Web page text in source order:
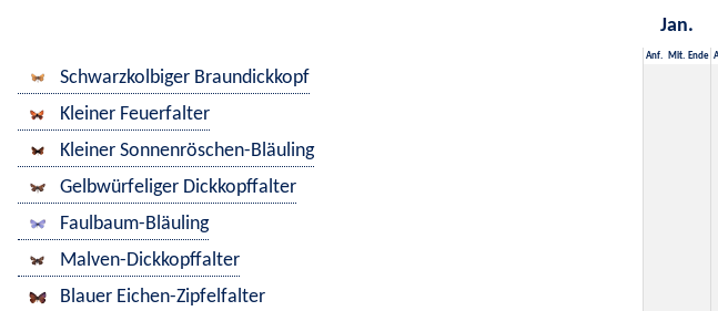
Jan.
Anf. Mit. Ende
Schwarzkolbiger Braundickkopf
Kleiner Feuerfalter
Kleiner Sonnenröschen-Bläuling
Gelbwürfeliger Dickkopffalter
Faulbaum-Bläuling
Malven-Dickkopffalter
Blauer Eichen-Zipfelfalter